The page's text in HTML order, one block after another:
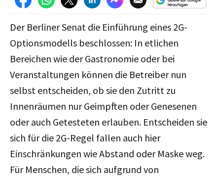
Der Berliner Senat die Einführung eines 2G-
Optionsmodells beschlossen: In etlichen
Bereichen wie der Gastronomie oder bei
Veranstaltungen können die Betreiber nun
selbst entscheiden, ob sie den Zutritt zu
Innenräumen nur Geimpften oder Genesenen
oder auch Getesteten erlauben. Entscheiden sie
sich für die 2G-Regel fallen auch hier
Einschränkungen wie Abstand oder Maske weg.
Für Menschen, die sich aufgrund von